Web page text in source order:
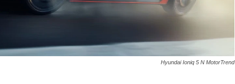
Hyundai Ioniq 5 N MotorTrend